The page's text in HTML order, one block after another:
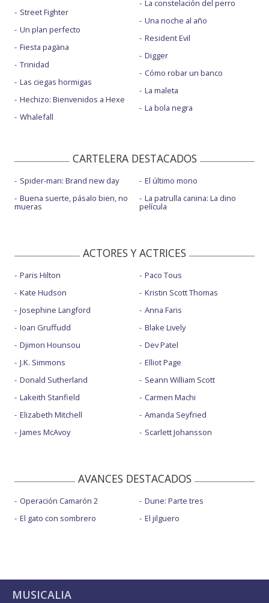
Street Fighter
Un plan perfecto
Fiesta pagäna
Trinidad
Las ciegas hormigas
Hechizo: Bienvenidos a Hexe
Whalefall
La constelación del perro
Una noche al año
Resident Evil
Digger
Cómo robar un banco
La maleta
La bola negra
CARTELERA DESTACADOS
Spider-man: Brand new day
Buena suerte, pásalo bien, no
mueras
El último mono
La patrulla canina: La dino
película
ACTORES Y ACTRICES
Paris Hilton
Kate Hudson
Josephine Langford
Ioan Gruffudd
Djimon Hounsou
J.K. Simmons
Donald Sutherland
Lakeith Stanfield
Elizabeth Mitchell
James McAvoy
Paco Tous
Kristin Scott Thomas
Anna Faris
Blake Lively
Dev Patel
Elliot Page
Seann William Scott
Carmen Machi
Amanda Seyfried
Scarlett Johansson
AVANCES DESTACADOS
Operación Camarón 2
El gato con sombrero
Dune: Parte tres
El jilguero
MUSICALIA